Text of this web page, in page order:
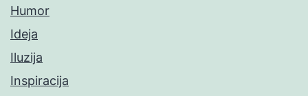
Humor
Ideja
Iluzija
Inspiracija